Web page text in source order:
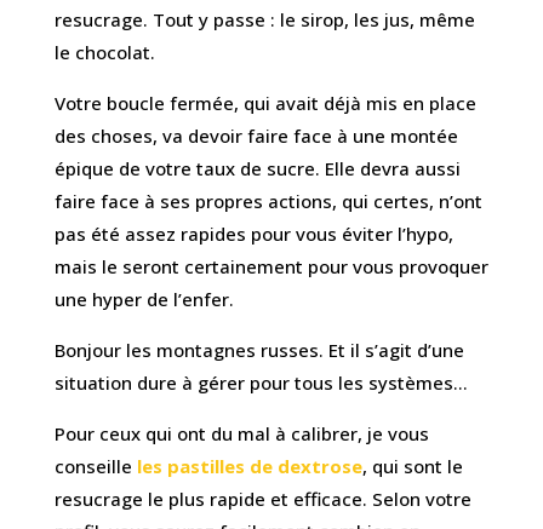
resucrage. Tout y passe : le sirop, les jus, même
le chocolat.
Votre boucle fermée, qui avait déjà mis en place
des choses, va devoir faire face à une montée
épique de votre taux de sucre. Elle devra aussi
faire face à ses propres actions, qui certes, n’ont
pas été assez rapides pour vous éviter l’hypo,
mais le seront certainement pour vous provoquer
une hyper de l’enfer.
Bonjour les montagnes russes. Et il s’agit d’une
situation dure à gérer pour tous les systèmes…
Pour ceux qui ont du mal à calibrer, je vous
conseille les pastilles de dextrose, qui sont le
resucrage le plus rapide et efficace. Selon votre